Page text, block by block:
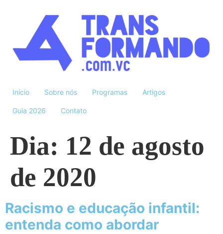
Início Sobre nós Programas Artigos
Guia 2026 Contato
Dia: 12 de agosto
de 2020
Racismo e educação infantil:
entenda como abordar